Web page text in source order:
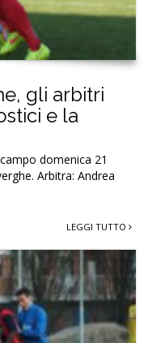
gli arbitri
e la
domenica 21
Arbitra: Andrea
LEGGI TUTTO